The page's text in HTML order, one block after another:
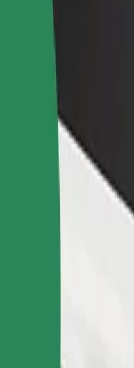
Pharmacy "Grigore
and Pharmacy "Grigore T.